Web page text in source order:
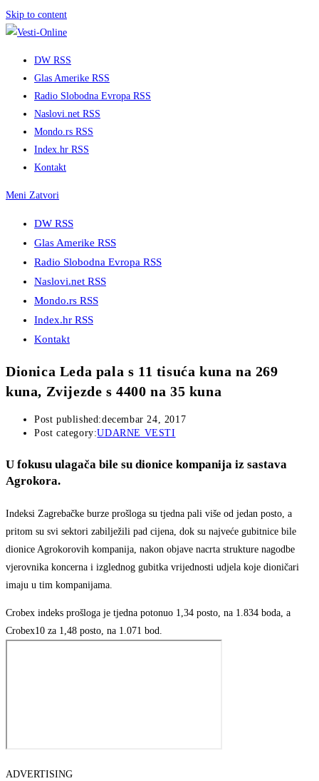
Skip to content
DW RSS
Glas Amerike RSS
Radio Slobodna Evropa RSS
Naslovi.net RSS
Mondo.rs RSS
Index.hr RSS
Kontakt
Meni Zatvori
DW RSS
Glas Amerike RSS
Radio Slobodna Evropa RSS
Naslovi.net RSS
Mondo.rs RSS
Index.hr RSS
Kontakt
Dionica Leda pala s 11 tisuća kuna na 269
kuna, Zvijezde s 4400 na 35 kuna
Post published:decembar 24, 2017
Post category:UDARNE VESTI
U fokusu ulagača bile su dionice kompanija iz sastava
Agrokora.
Indeksi Zagrebačke burze prošloga su tjedna pali više od jedan posto, a
pritom su svi sektori zabilježili pad cijena, dok su najveće gubitnice bile
dionice Agrokorovih kompanija, nakon objave nacrta strukture nagodbe
vjerovnika koncerna i izglednog gubitka vrijednosti udjela koje dioničari
imaju u tim kompanijama.
Crobex indeks prošloga je tjedna potonuo 1,34 posto, na 1.834 boda, a
Crobex10 za 1,48 posto, na 1.071 bod.
ADVERTISING